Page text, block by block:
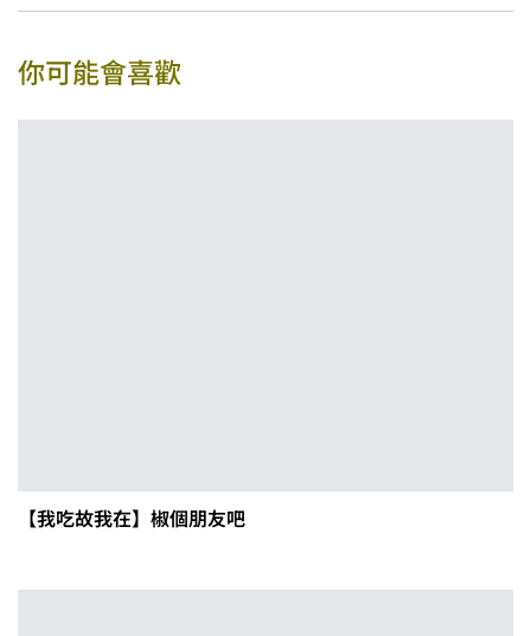
你可能會喜歡
【我吃故我在】椒個朋友吧